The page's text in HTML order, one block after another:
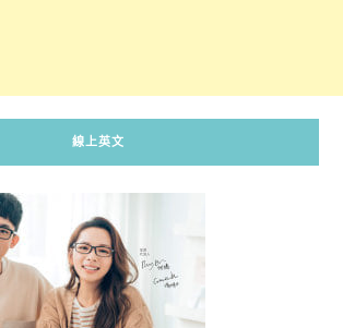
線上英文